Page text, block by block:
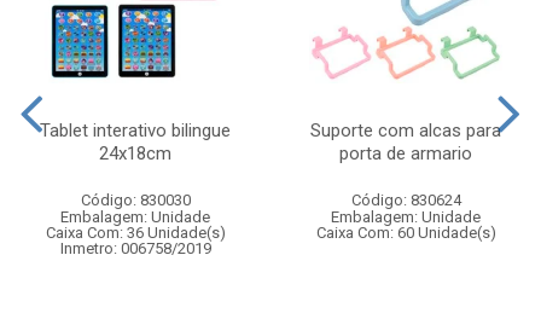
Tablet interativo bilingue
24x18cm
Código: 830030
Embalagem: Unidade
Caixa Com: 36 Unidade(s)
Inmetro: 006758/2019
Suporte com alcas para
porta de armario
Código: 830624
Embalagem: Unidade
Caixa Com: 60 Unidade(s)